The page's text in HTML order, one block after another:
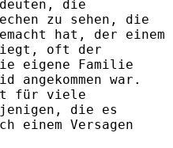
die
zu sehen, die
hat, der einem
liegt, oft der
eigene Familie
angekommen war.
für viele
die es
einem Versagen